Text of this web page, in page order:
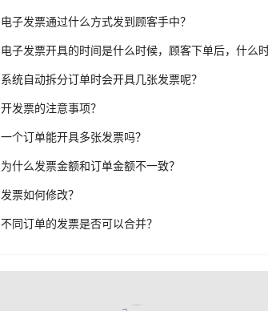
电子发票通过什么方式发到顾客手中？
电子发票开具的时间是什么时候，顾客下单后，什么
系统自动拆分订单时会开具几张发票呢？
开发票的注意事项？
一个订单能开具多张发票吗？
为什么发票金额和订单金额不一致？
发票如何修改？
不同订单的发票是否可以合并？